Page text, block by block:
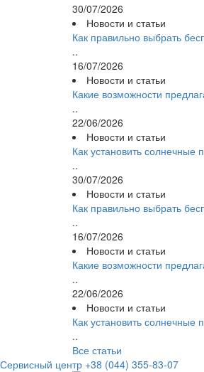
30/07/2026
Новости и статьи
Как правильно выбрать
..
16/07/2026
Новости и статьи
Какие возможности
..
22/06/2026
Новости и статьи
Как установить
..
30/07/2026
Новости и статьи
Как правильно выбрать
..
16/07/2026
Новости и статьи
Какие возможности
..
22/06/2026
Новости и статьи
Как установить
..
Все статьи
Сервисный центр +38 (044) 355-83-07